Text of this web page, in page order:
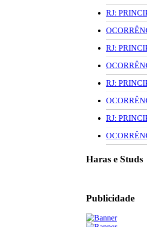
RJ:
RJ:
RJ:
RJ:
Haras e Studs
Publicidade